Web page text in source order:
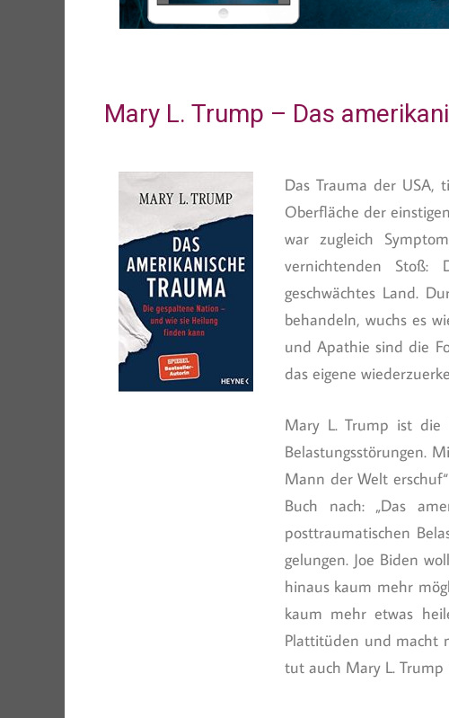
Mary L. Trump – Das
Das Trauma der USA,
Oberfläche der
war zugleich
vernichtenden Stoß:
geschwächtes Land.
behandeln, wuchs es
und Apathie sind die
das eigene
Mary L. Trump ist die
Belastungsstörungen.
Mann der Welt
Buch nach: „Das
posttraumatischen
gelungen. Joe Biden
hinaus kaum mehr
kaum mehr etwas
Plattitüden und macht
tut auch Mary L.